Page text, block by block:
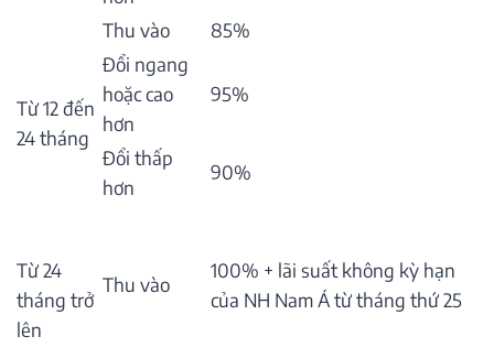
Từ 12 đến
24 tháng
Thu vào
85%
Đổi ngang
hoặc cao
hơn
95%
Đổi thấp
hơn
90%
Từ 24
tháng trở
lên
Thu vào
100% + lãi suất không kỳ hạn
của NH Nam Á từ tháng thứ 25